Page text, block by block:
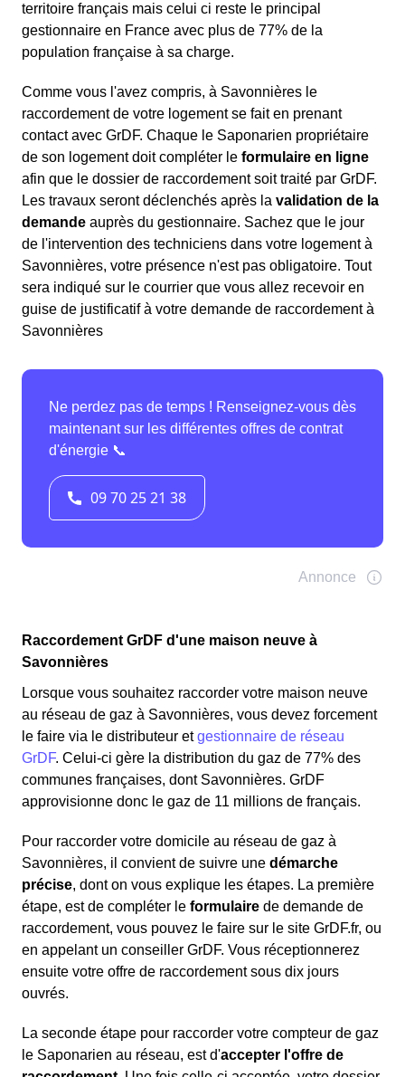
territoire français mais celui ci reste le principal
gestionnaire en France avec plus de 77% de la
population française à sa charge.
Comme vous l'avez compris, à Savonnières le
raccordement de votre logement se fait en prenant
contact avec GrDF. Chaque le Saponarien propriétaire
de son logement doit compléter le formulaire en ligne
afin que le dossier de raccordement soit traité par GrDF.
Les travaux seront déclenchés après la validation de la
demande auprès du gestionnaire. Sachez que le jour
de l'intervention des techniciens dans votre logement à
Savonnières, votre présence n'est pas obligatoire. Tout
sera indiqué sur le courrier que vous allez recevoir en
guise de justificatif à votre demande de raccordement à
Savonnières
Raccordement GrDF d'une maison neuve à
Savonnières
Lorsque vous souhaitez raccorder votre maison neuve
au réseau de gaz à Savonnières, vous devez forcement
le faire via le distributeur etgestionnaire de réseau
GrDF. Celui-ci gère la distribution du gaz de 77% des
communes françaises, dont Savonnières. GrDF
approvisionne donc le gaz de 11 millions de français.
Pour raccorder votre domicile au réseau de gaz à
Savonnières, il convient de suivre une démarche
précise, dont on vous explique les étapes. La première
étape, est de compléter le formulaire de demande de
raccordement, vous pouvez le faire sur le site GrDF.fr, ou
en appelant un conseiller GrDF. Vous réceptionnerez
ensuite votre offre de raccordement sous dix jours
ouvrés.
La seconde étape pour raccorder votre compteur de gaz
le Saponarien au réseau, est d'accepter l'offre de